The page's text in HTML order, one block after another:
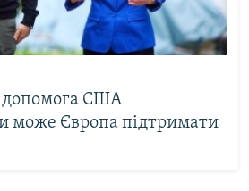
допомога США
може Європа підтримати